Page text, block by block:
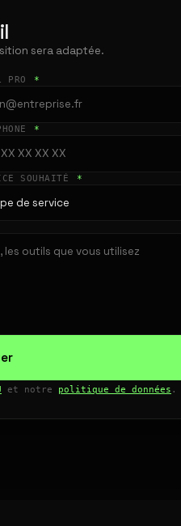
sera adaptée.
PRO *
*
SOUHAITÉ *
et notre politique de données .